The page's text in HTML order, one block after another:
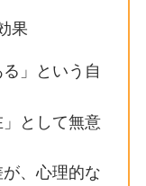
果
」という自
として無意
、心理的な